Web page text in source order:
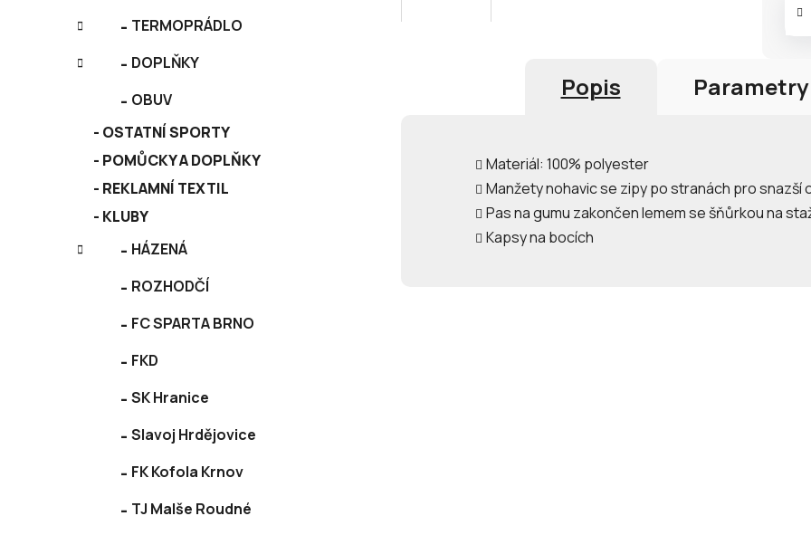
TERMOPRÁDLO
DOPLŇKY
OBUV
OSTATNÍ SPORTY
POMŮCKY A DOPLŇKY
REKLAMNÍ TEXTIL
KLUBY
HÁZENÁ
ROZHODČÍ
FC SPARTA BRNO
FKD
SK Hranice
Slavoj Hrdějovice
FK Kofola Krnov
TJ Malše Roudné
Popis Parametry
Materiál: 100% polyester
Manžety nohavic se zipy po stranách pro snazší
Pas na gumu zakončen lemem se šňůrkou na
Kapsy na bocích